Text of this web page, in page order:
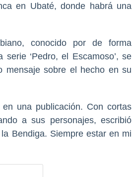
en Ubaté, donde habrá una
conocido por de forma
‘Pedro, el Escamoso’, se
mensaje sobre el hecho en su
una publicación. Con cortas
a sus personajes, escribió
Bendiga. Siempre estar en mi